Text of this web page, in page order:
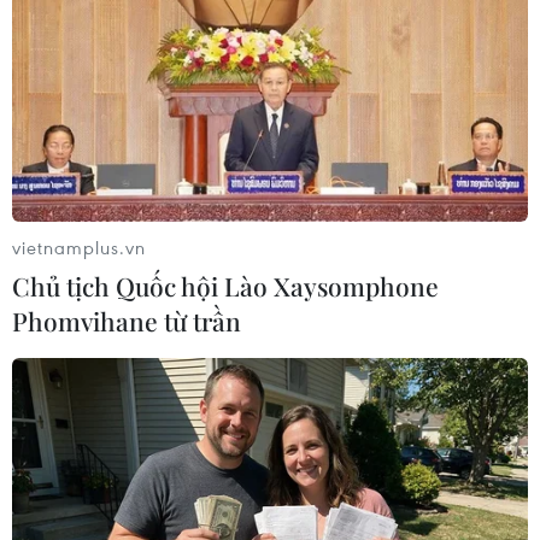
Theo dõi VietnamPlus
TIN LIÊN QUAN
vietnamplus.vn
Chủ tịch Quốc hội Lào Xaysomphone
Phomvihane từ trần